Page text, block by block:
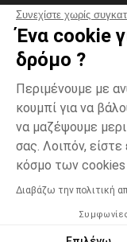
Συνεχίστε χωρίς
Ένα cookie
δρόμο ?
Περιμένουμε με
κουμπί για να
να μαζέψουμε
σας. Λοιπόν, είστε
κόσμο των cookies
Διαβάζω την πολιτική
Εκρού
H Orchestra
μεσολάβησης της